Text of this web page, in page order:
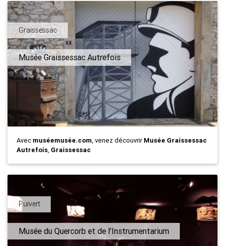
Graissessac
Musée Graissessac Autrefois
Avec muséemusée.com, venez découvrirMusée Graissessac
Autrefois, Graissessac
Puivert
Musée du Quercorb et de l’Instrumentarium